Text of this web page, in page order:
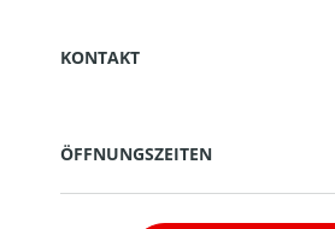
KONTAKT
ÖFFNUNGSZEITEN